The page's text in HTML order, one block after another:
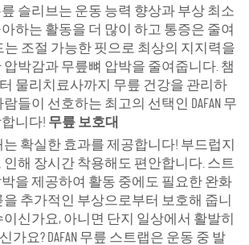
슬리브는 운동 능력 향상과 부상 최소
하는 활동을 더 많이 하고 통증은 줄여
는 조절 가능한 핏으로 최상의 지지력을
박감과 무릎뼈 압박을 줄여줍니다. 챔
물리치료사까지 무릎 건강을 관리하
들이 선호하는 최고의 선택인 DAFAN 무
니다! 무릎 보호대
는 확실한 효과를 제공합니다! 부드럽지
인해 장시간 착용해도 편안합니다. 스트
을 제공하여 활동 중에도 필요한 완화
을 추가적인 부상으로부터 보호해 줍니
신가요, 아니면 단지 일상에서 활발히
가요? DAFAN 무릎 스트랩은 운동 중 발